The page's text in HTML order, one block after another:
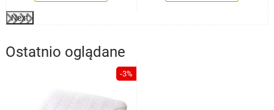
Next
Ostatnio oglądane
-3%